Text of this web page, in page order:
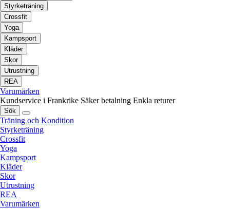
Styrketräning
Crossfit
Yoga
Kampsport
Kläder
Skor
Utrustning
REA
Varumärken
Kundservice i Frankrike Säker betalning Enkla returer
Sök
Träning och Kondition
Styrketräning
Crossfit
Yoga
Kampsport
Kläder
Skor
Utrustning
REA
Varumärken